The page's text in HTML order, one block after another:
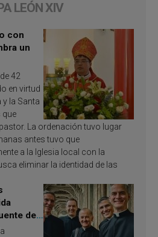
LEÓN XIV
con
un
42
en virtud
y la Santa
que
La ordenación tuvo lugar
antes tuvo que
a la Iglesia local con la
eliminar la identidad de las
de